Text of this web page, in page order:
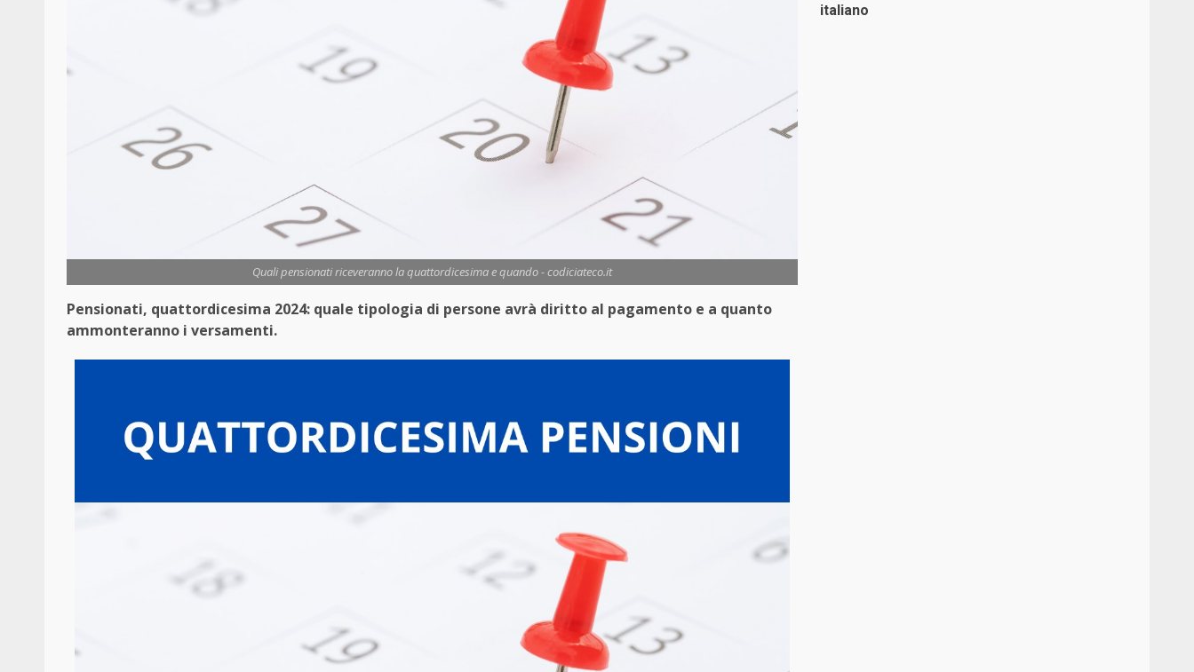
Quali pensionati riceveranno la quattordicesima e quando - codiciateco.it
Pensionati, quattordicesima 2024: quale tipologia di persone avrà diritto al pagamento e a quanto
ammonteranno i versamenti.
italiano